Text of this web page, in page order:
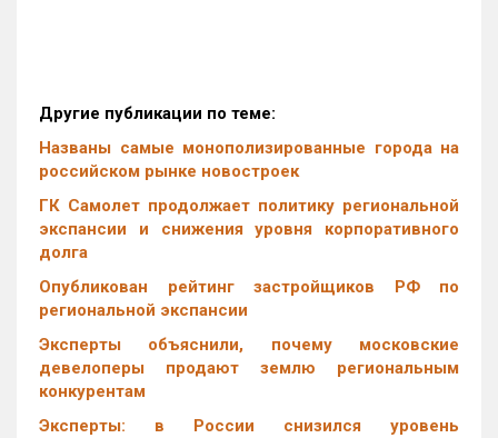
Другие публикации по теме:
Названы самые монополизированные города на
российском рынке новостроек
ГК Самолет продолжает политику региональной
экспансии и снижения уровня корпоративного
долга
Опубликован рейтинг застройщиков РФ по
региональной экспансии
Эксперты объяснили, почему московские
девелоперы продают землю региональным
конкурентам
Эксперты: в России снизился уровень